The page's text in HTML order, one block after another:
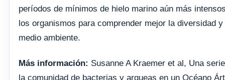
períodos de mínimos de hielo marino aún más
los organismos para comprender mejor la diversidad
medio ambiente.
Más información: Susanne A Kraemer et al, Una
la comunidad de bacterias y arqueas en un Océano